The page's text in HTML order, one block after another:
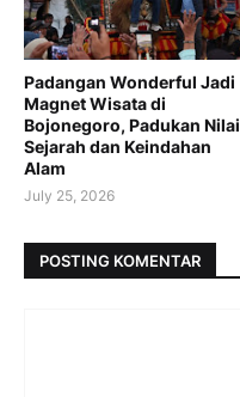
Padangan Wonderful Jadi
Magnet Wisata di
Bojonegoro, Padukan Nilai
Sejarah dan Keindahan
Alam
July 25, 2026
POSTING KOMENTAR